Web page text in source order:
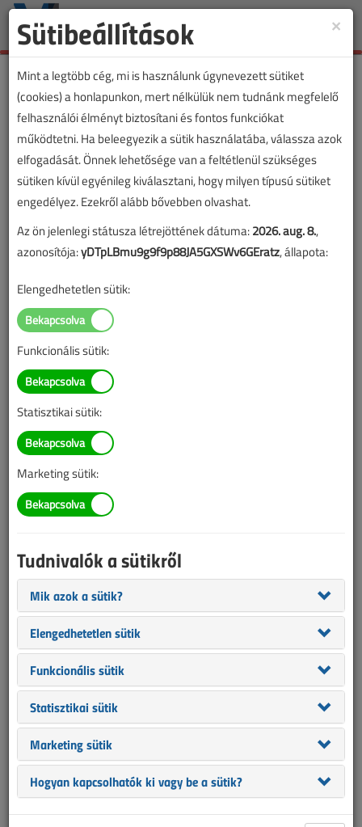
Toggle
Lapszám:
LUXORliving
A hiánypótló okosotthon-rendszer
2021/11. lapszám
Figylem! Ez a cikk 5 éve frissült utoljára. A benne szereplő
információk mára aktualitásukat veszíthették, valamint a tartalom
helyenként hiányos lehet (képek, táblázatok stb.).
A korszerű családi és társasházak építésekor mára olyan funkciók
×
Sütibeállítások
Mint a legtöbb cég, mi is használunk úgynevezett sütiket
(cookies) a honlapunkon, mert nélkülük nem tudnánk megfelelő
felhasználói élményt biztosítani és fontos funkciókat
működtetni. Ha beleegyezik a sütik használatába, válassza azok
elfogadását. Önnek lehetősége van a feltétlenül szükséges
sütiken kívül egyénileg kiválasztani, hogy milyen típusú sütiket
engedélyez. Ezekről alább bővebben olvashat.
Az ön jelenlegi státusza létrejöttének dátuma:2026. aug. 8.,
azonosítója:yDTpLBmu9g9f9p88JA5GXSWv6GEratz, állapota:
Elengedhetetlen sütik:
Funkcionális sütik:
Statisztikai sütik:
Marketing sütik:
Tudnivalók a sütikről
Mik azok a sütik?
Elengedhetetlen sütik
Funkcionális sütik
Statisztikai sütik
Marketing sütik
Hogyan kapcsolhatók ki vagy be a sütik?